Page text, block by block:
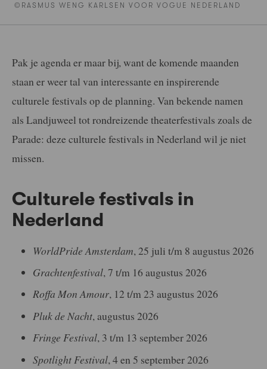
©RASMUS WENG KARLSEN VOOR VOGUE NEDERLAND
Pak je agenda er maar bij, want de komende maanden
staan er weer tal van interessante en inspirerende
culturele festivals op de planning. Van bekende namen
als Landjuweel tot rondreizende theaterfestivals zoals de
Parade: deze culturele festivals in Nederland wil je niet
missen.
Culturele festivals in
Nederland
WorldPride Amsterdam, 25 juli t/m 8 augustus 2026
Grachtenfestival, 7 t/m 16 augustus 2026
Roffa Mon Amour, 12 t/m 23 augustus 2026
Pluk de Nacht, augustus 2026
Fringe Festival, 3 t/m 13 september 2026
Spotlight Festival, 4 en 5 september 2026